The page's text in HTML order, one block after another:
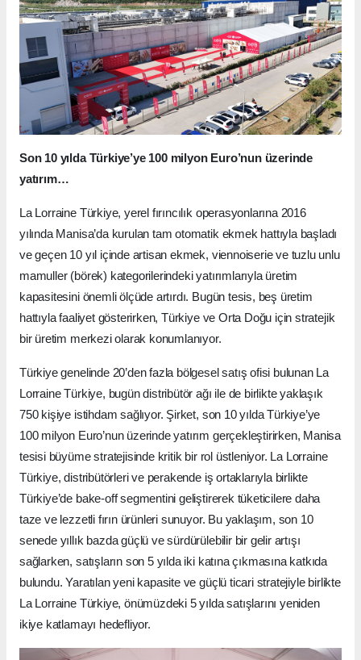
Son 10 yılda Türkiye’ye 100 milyon Euro’nun üzerinde
yatırım…
La Lorraine Türkiye, yerel fırıncılık operasyonlarına 2016
yılında Manisa’da kurulan tam otomatik ekmek hattıyla başladı
ve geçen 10 yıl içinde artisan ekmek, viennoiserie ve tuzlu unlu
mamuller (börek) kategorilerindeki yatırımlarıyla üretim
kapasitesini önemli ölçüde artırdı. Bugün tesis, beş üretim
hattıyla faaliyet gösterirken, Türkiye ve Orta Doğu için stratejik
bir üretim merkezi olarak konumlanıyor.
Türkiye genelinde 20’den fazla bölgesel satış ofisi bulunan La
Lorraine Türkiye, bugün distribütör ağı ile de birlikte yaklaşık
750 kişiye istihdam sağlıyor. Şirket, son 10 yılda Türkiye’ye
100 milyon Euro’nun üzerinde yatırım gerçekleştirirken, Manisa
tesisi büyüme stratejisinde kritik bir rol üstleniyor. La Lorraine
Türkiye, distribütörleri ve perakende iş ortaklarıyla birlikte
Türkiye’de bake-off segmentini geliştirerek tüketicilere daha
taze ve lezzetli fırın ürünleri sunuyor. Bu yaklaşım, son 10
senede yıllık bazda güçlü ve sürdürülebilir bir gelir artışı
sağlarken, satışların son 5 yılda iki katına çıkmasına katkıda
bulundu. Yaratılan yeni kapasite ve güçlü ticari stratejiyle birlikte
La Lorraine Türkiye, önümüzdeki 5 yılda satışlarını yeniden
ikiye katlamayı hedefliyor.